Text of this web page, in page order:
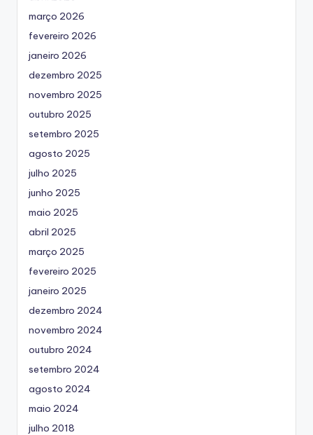
março 2026
fevereiro 2026
janeiro 2026
dezembro 2025
novembro 2025
outubro 2025
setembro 2025
agosto 2025
julho 2025
junho 2025
maio 2025
abril 2025
março 2025
fevereiro 2025
janeiro 2025
dezembro 2024
novembro 2024
outubro 2024
setembro 2024
agosto 2024
maio 2024
julho 2018